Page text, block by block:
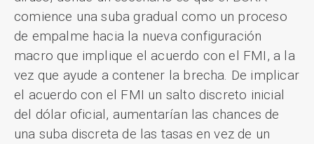
comience una suba gradual como un proceso
de empalme hacia la nueva configuración
macro que implique el acuerdo con el FMI, a la
vez que ayude a contener la brecha. De implicar
el acuerdo con el FMI un salto discreto inicial
del dólar oficial, aumentarían las chances de
una suba discreta de las tasas en vez de un